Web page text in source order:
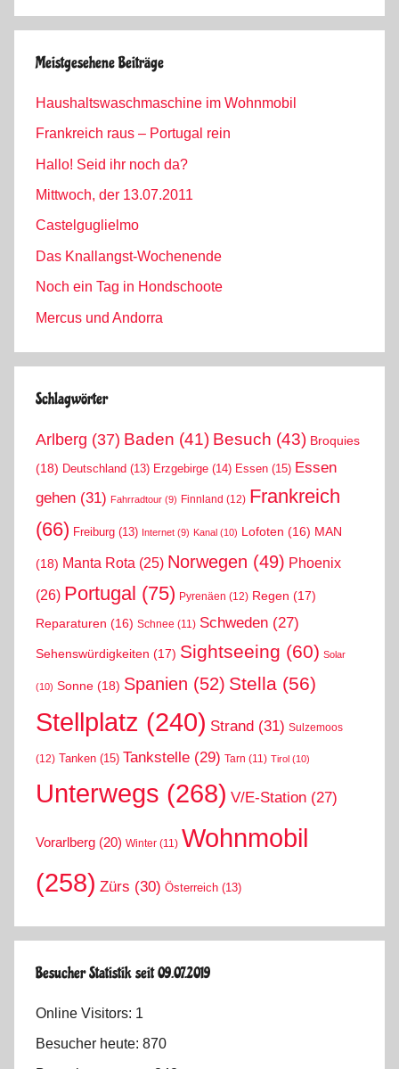
Meistgesehene Beiträge
Haushaltswaschmaschine im Wohnmobil
Frankreich raus – Portugal rein
Hallo! Seid ihr noch da?
Mittwoch, der 13.07.2011
Castelguglielmo
Das Knallangst-Wochenende
Noch ein Tag in Hondschoote
Mercus und Andorra
Schlagwörter
Arlberg (37) Baden (41) Besuch (43) Broquies
(18) Deutschland (13) Erzgebirge (14) Essen (15) Essen
gehen (31) Fahrradtour (9) Finnland (12) Frankreich
(66) Freiburg (13) Internet (9) Kanal (10) Lofoten (16) MAN
(18) Manta Rota (25) Norwegen (49) Phoenix
(26) Portugal (75) Pyrenäen (12) Regen (17)
Reparaturen (16) Schnee (11) Schweden (27)
Sehenswürdigkeiten (17) Sightseeing (60) Solar
(10) Sonne (18) Spanien (52) Stella (56)
Stellplatz (240) Strand (31) Sulzemoos
(12) Tanken (15) Tankstelle (29) Tarn (11) Tirol (10)
Unterwegs (268) V/E-Station (27)
Vorarlberg (20) Winter (11) Wohnmobil
(258) Zürs (30) Österreich (13)
Besucher Statistik seit 09.07.2019
Online Visitors: 1
Besucher heute: 870